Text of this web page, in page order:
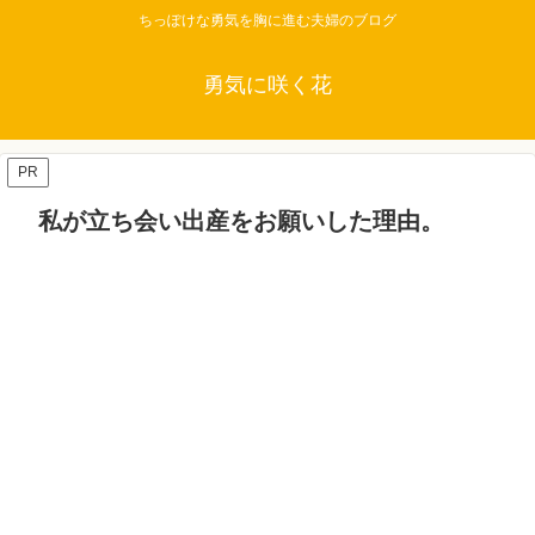
ちっぽけな勇気を胸に進む夫婦のブログ
勇気に咲く花
PR
私が立ち会い出産をお願いした理由。